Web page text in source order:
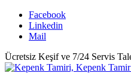
Facebook
Linkedin
Mail
Ücretsiz Keşif ve 7/24 Servis